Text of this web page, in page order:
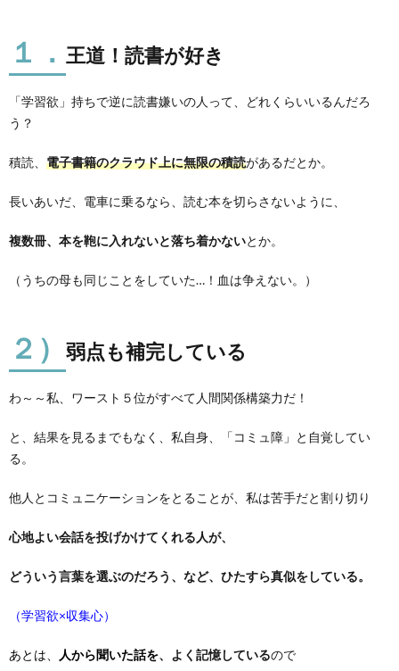
１． 王道！読書が好き
「学習欲」持ちで逆に読書嫌いの人って、どれくらいいるんだろ
う？
積読、 電子書籍のクラウド上に無限の積読があるだとか。
長いあいだ、電車に乗るなら、読む本を切らさないように、
複数冊、本を鞄に入れないと落ち着かないとか。
（うちの母も同じことをしていた…！血は争えない。）
２） 弱点も補完している
わ～～私、ワースト５位がすべて人間関係構築力だ！
と、結果を見るまでもなく、私自身、「コミュ障」と自覚してい
る。
他人とコミュニケーションをとることが、私は苦手だと割り切り
心地よい会話を投げかけてくれる人が、
どういう言葉を選ぶのだろう、など、ひたすら真似をしている。
（学習欲×収集心）
あとは、 人から聞いた話を、よく記憶しているので